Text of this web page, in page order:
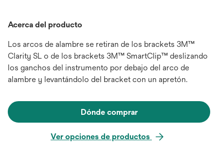
Acerca del producto
Los arcos de alambre se retiran de los brackets 3M™
Clarity SL o de los brackets 3M™ SmartClip™ deslizando
los ganchos del instrumento por debajo del arco de
alambre y levantándolo del bracket con un apretón.
Dónde comprar
Ver opciones de productos